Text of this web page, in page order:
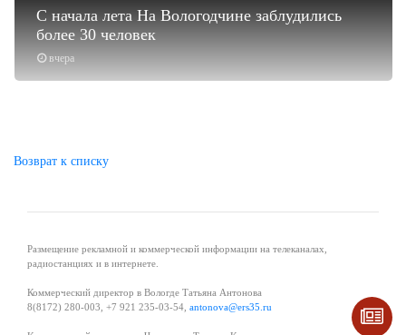
вчера
С начала лета На Вологодчине заблудились
более 30 человек
Возврат к списку
Размещение рекламной и коммерческой информации на телеканалах,
радиостанциях и в интернете.
Коммерческий директор в Вологде Татьяна Антонова
8(8172) 280-003, +7 921 235-03-54, antonova@ers35.ru